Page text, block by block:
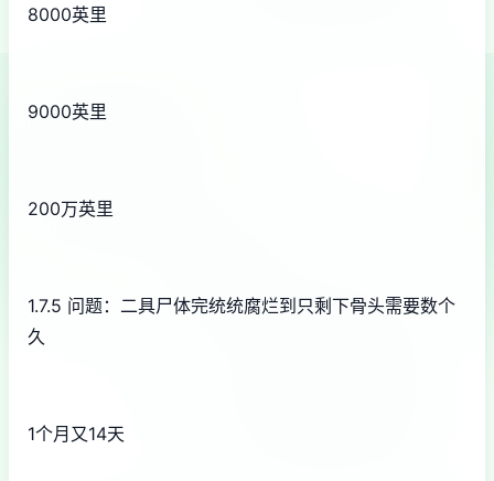
8000英里
9000英里
200万英里
1.7.5 问题：二具尸体完统统腐烂到只剩下骨头需要数个
久
1个月又14天